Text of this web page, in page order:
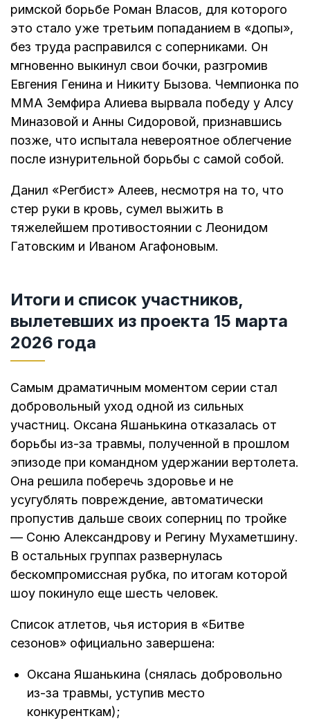
римской борьбе Роман Власов, для которого
это стало уже третьим попаданием в «допы»,
без труда расправился с соперниками. Он
мгновенно выкинул свои бочки, разгромив
Евгения Генина и Никиту Бызова. Чемпионка по
ММА Земфира Алиева вырвала победу у Алсу
Миназовой и Анны Сидоровой, признавшись
позже, что испытала невероятное облегчение
после изнурительной борьбы с самой собой.
Данил «Регбист» Алеев, несмотря на то, что
стер руки в кровь, сумел выжить в
тяжелейшем противостоянии с Леонидом
Гатовским и Иваном Агафоновым.
Итоги и список участников,
вылетевших из проекта 15 марта
2026 года
Самым драматичным моментом серии стал
добровольный уход одной из сильных
участниц. Оксана Яшанькина отказалась от
борьбы из-за травмы, полученной в прошлом
эпизоде при командном удержании вертолета.
Она решила поберечь здоровье и не
усугублять повреждение, автоматически
пропустив дальше своих соперниц по тройке
— Соню Александрову и Регину Мухаметшину.
В остальных группах развернулась
бескомпромиссная рубка, по итогам которой
шоу покинуло еще шесть человек.
Список атлетов, чья история в «Битве
сезонов» официально завершена:
Оксана Яшанькина (снялась добровольно
из-за травмы, уступив место
конкуренткам);